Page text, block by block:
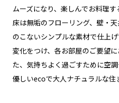
ムーズになり、楽しんでお料理
床は無垢のフローリング、壁・
のこないシンプルな素材で仕上
変化をつけ、各お部屋のご要望
た、気持ちよく過ごすために空
優しいecoで大人ナチュラルな住